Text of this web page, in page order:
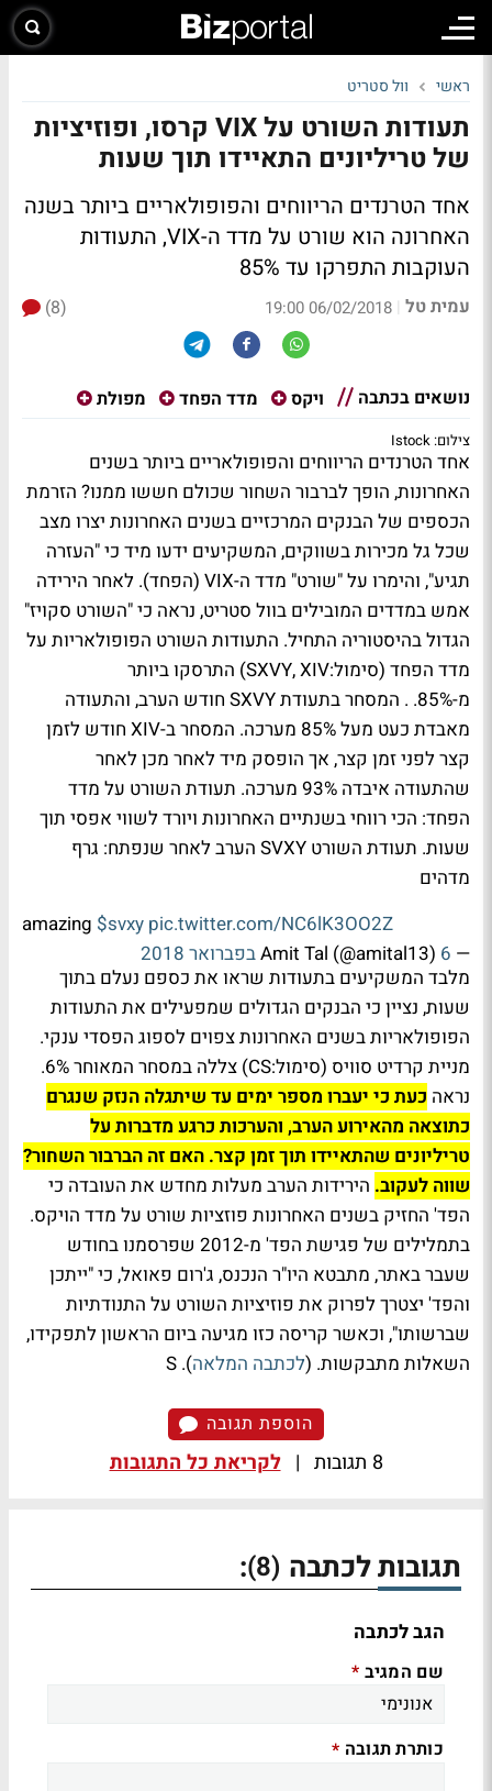
ראשי וול סטריט
תעודות השורט על VIX קרסו, ופוזיציות
של טריליונים התאיידו תוך שעות
אחד הטרנדים הריווחים והפופולאריים ביותר בשנה
האחרונה הוא שורט על מדד ה-VIX, התעודות
העוקבות התפרקו עד 85%
עמית טל |
06/02/2018 19:00
(8)
נושאים בכתבה ויקס מדד הפחד מפולת
צילום: Istock
אחד הטרנדים הריווחים והפופולאריים ביותר בשנים
האחרונות, הופך לברבור השחור שכולם חששו ממנו? הזרמת
הכספים של הבנקים המרכזיים בשנים האחרונות יצרו מצב
שכל גל מכירות בשווקים, המשקיעים ידעו מיד כי "העזרה
תגיע", והימרו על "שורט" מדד ה-VIX (הפחד). לאחר הירידה
אמש במדדים המובילים בוול סטריט, נראה כי "השורט סקויז"
הגדול בהיסטוריה התחיל. התעודות השורט הפופולאריות על
מדד הפחד (סימול:SXVY, XIV) התרסקו ביותר
מ-85%. . המסחר בתעודת SXVY חודש הערב, והתעודה
מאבדת כעט מעל 85% מערכה. המסחר ב-XIV חודש לזמן
קצר לפני זמן קצר, אך הופסק מיד לאחר מכן לאחר
שהתעודה איבדה 93% מערכה. תעודת השורט על מדד
הפחד: הכי רווחי בשנתיים האחרונות ויורד לשווי אפסי תוך
שעות. תעודת השורט SVXY הערב לאחר שנפתח: גרף
מדהים
amazing $svxy pic.twitter.com/NC6lK3OO2Z
— Amit Tal (@amital13) 6 בפברואר 2018
מלבד המשקיעים בתעודות שראו את כספם נעלם בתוך
שעות, נציין כי הבנקים הגדולים שמפעילים את התעודות
הפופולאריות בשנים האחרונות צפוים לספוג הפסדי ענקי.
מניית קרדיט סוויס (סימול:CS) צללה במסחר המאוחר 6%.
נראה כעת כי יעברו מספר ימים עד שיתגלה הנזק שנגרם
כתוצאה מהאירוע הערב, והערכות כרגע מדברות על
טריליונים שהתאיידו תוך זמן קצר. האם זה הברבור השחור?
שווה לעקוב. הירידות הערב מעלות מחדש את העובדה כי
הפד' החזיק בשנים האחרונות פוזציות שורט על מדד הויקס.
בתמלילים של פגישת הפד' מ-2012 שפרסמנו בחודש
שעבר באתר, מתבטא היו"ר הנכנס, ג'רום פאואל, כי "ייתכן
והפד' יצטרך לפרוק את פוזיציות השורט על התנודתיות
שברשותו", וכאשר קריסה כזו מגיעה ביום הראשון לתפקידו,
השאלות מתבקשות. (לכתבה המלאה). S
הוספת תגובה
8 תגובות | לקריאת כל התגובות
תגובות לכתבה (8)
:
הגב לכתבה
שם המגיב *
כותרת תגובה *